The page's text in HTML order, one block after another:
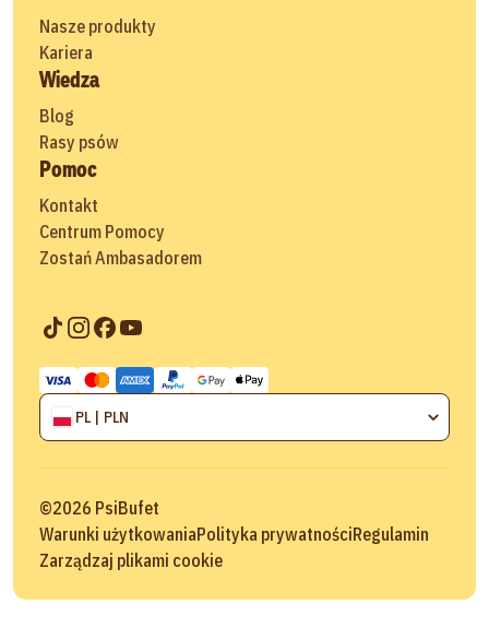
Nasze produkty
Kariera
Wiedza
Blog
Rasy psów
Pomoc
Kontakt
Centrum Pomocy
Zostań Ambasadorem
PL | PLN
©2026 PsiBufet
Warunki użytkowaniaPolityka prywatnościRegulamin
Zarządzaj plikami cookie